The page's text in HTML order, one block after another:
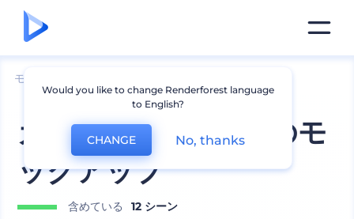
モックアップ
カジュアルTシャツのモ
ックアップ
含めている
12 シーン
Would you like to change Renderforest language
to English?
CHANGE No, thanks